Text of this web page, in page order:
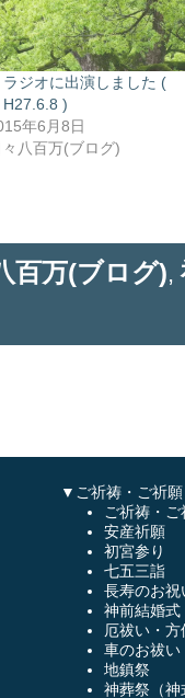
ラジオに出演しました (
H27.6.8 )
年6月8日
々八百万(ブログ)
百万(ブログ),
▼ご祈祷・ご祈願
ご祈祷・ご
安産祈願
初宮参り
七五三詣
長寿のお祝
神前結婚式
厄祓い・方
車のお祓い
地鎮祭
神葬祭（神